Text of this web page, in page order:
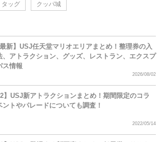
タッグ クッパ城
最新】USJ任天堂マリオエリアまとめ！整理券の入
、アトラクション、グッズ、レストラン、エクスプ
ス情報
2026/08/02
】USJ新アトラクションまとめ！期間限定のコラ
ントやパレードについても調査！
2022/05/14